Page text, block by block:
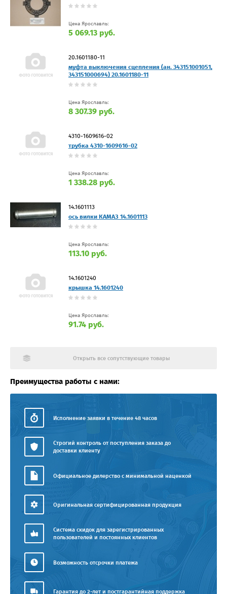
Цена Ярославль:
5 069.13 руб.
20.1601180-11
муфта выключения сцепления (ан. 343151001051,
343151000694) 20.1601180-11
Цена Ярославль:
8 307.39 руб.
4310-1609616-02
трубка 4310-1609616-02
Цена Ярославль:
1 338.28 руб.
14.1601113
ось вилки КАМАЗ 14.1601113
Цена Ярославль:
113.10 руб.
14.1601240
крышка 14.1601240
Цена Ярославль:
91.74 руб.
Открыть все сопутствующие товары
Преимущества работы с нами:
Исполнение заявки в течение 48 часов
Строгий контроль от поступления заказа до
доставки клиенту
Официальное дилерство с минимальной наценкой
Оригинальная сертифицированная продукция
Система скидок для зарегистрированных
пользователей и постоянных клиентов
Возможность отсрочки платежа
Гарантия до 2-лет и постгарантийная поддержка